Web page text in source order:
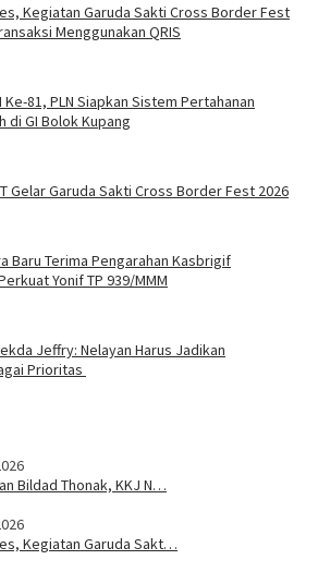
Kegiatan Garuda Sakti Cross Border Fest
Menggunakan QRIS
Ke-81, PLN Siapkan Sistem Pertahanan
di GI Bolok Kupang
Gelar Garuda Sakti Cross Border Fest 2026
Baru Terima Pengarahan Kasbrigif
Yonif TP 939/MMM
Jeffry: Nelayan Harus Jadikan
Prioritas
Bildad Thonak, KKJ N…
Kegiatan Garuda Sakt…